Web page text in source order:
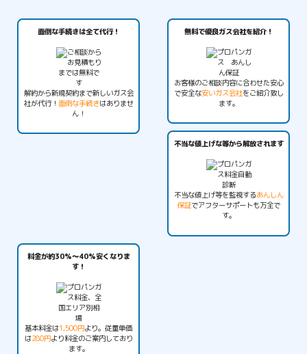
面倒な手続きは全て代行！
解約から新規契約まで新しいガス会
社が代行！ 面倒な手続きはありませ
ん！
無料で優良ガス会社を紹介！
お客様のご相談内容に合わせた安心
で安全な安いガス会社をご紹介致し
ます。
不当な値上げな等から解放されます
不当な値上げ等を監視するあんしん
保証でアフターサポートも万全で
す。
料金が約30%〜40%安くなりま
す！
基本料金は1,500円より。従量単価
は280円より料金のご案内しており
ます。